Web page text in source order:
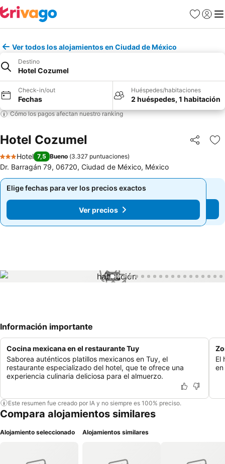
Favoritos
Iniciar
Ver todos los alojamientos en Ciudad de México
Destino
Hotel Cozumel
Check-in/out
Fechas
Huéspedes/habitaciones
2 huéspedes, 1 habitación
Cómo los pagos afectan nuestro ranking
Hotel Cozumel Compartir
3 Estrellas
Hotel 7,5 Bueno (3.327 puntuaciones)
Dr. Barragán 79, 06720, Ciudad de México, México
Elige fechas para ver los precios exactos
Ver precios
Elige fechas para ver los precios exactos
Ver precios
1 / 31
Información importante
Cocina mexicana en el restaurante Tuy
Saborea auténticos platillos mexicanos en Tuy, el
restaurante especializado del hotel, que te ofrece una
experiencia culinaria deliciosa para el almuerzo.
El
Este resumen fue creado por IA y no siempre es 100% preciso.
Compara alojamientos similares
Alojamiento seleccionado Alojamientos similares